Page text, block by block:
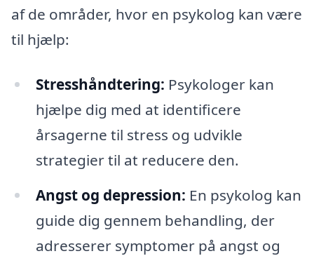
af de områder, hvor en psykolog kan være
til hjælp:
Stresshåndtering: Psykologer kan
hjælpe dig med at identificere
årsagerne til stress og udvikle
strategier til at reducere den.
Angst og depression: En psykolog kan
guide dig gennem behandling, der
adresserer symptomer på angst og